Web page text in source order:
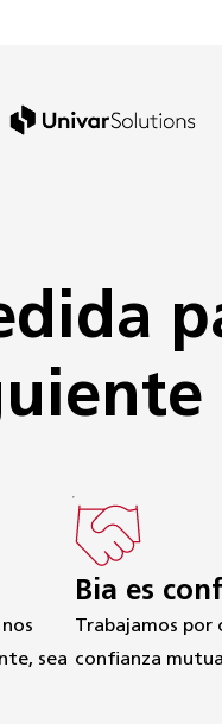
sea
Bia es
Trabajamos por
confianza